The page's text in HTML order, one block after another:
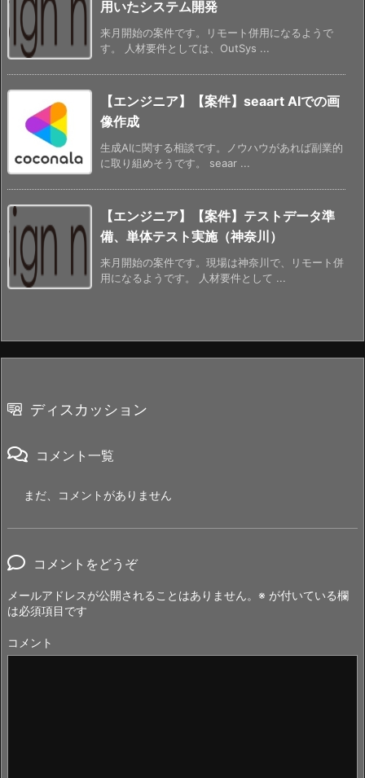
用いたシステム開発
来月開始の案件です。リモート併用になるようで
す。 人材要件としては、OutSys ...
【エンジニア】【案件】seaart AIでの画
像作成
生成AIに関する相談です。ノウハウがあれば副業的
に取り組めそうです。 seaar ...
【エンジニア】【案件】テストデータ準
備、単体テスト実施（神奈川）
来月開始の案件です。現場は神奈川で、リモート併
用になるようです。 人材要件として ...
ディスカッション
コメント一覧
まだ、コメントがありません
コメントをどうぞ
メールアドレスが公開されることはありません。 ※ が付いている欄
は必須項目です
コメント